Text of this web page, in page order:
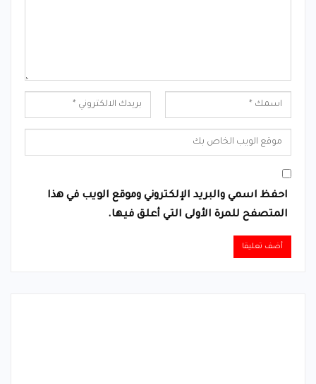
احفظ اسمي والبريد الإلكتروني وموقع الويب في هذا
المتصفح للمرة الأولى التي أعلق فيها.